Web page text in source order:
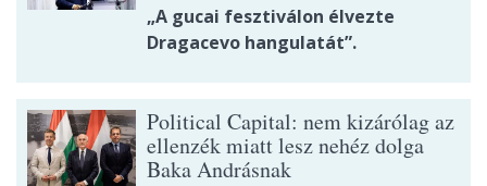
„A gucai fesztiválon élvezte
Dragacevo hangulatát”.
Political Capital: nem kizárólag az
ellenzék miatt lesz nehéz dolga
Baka Andrásnak